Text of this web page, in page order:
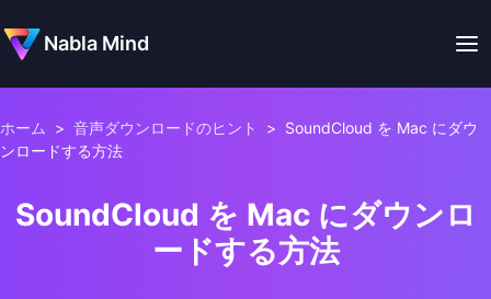
Nabla Mind
ホーム > 音声ダウンロードのヒント > SoundCloud を Mac にダウ
ンロードする方法
SoundCloud を Mac にダウンロ
ードする方法